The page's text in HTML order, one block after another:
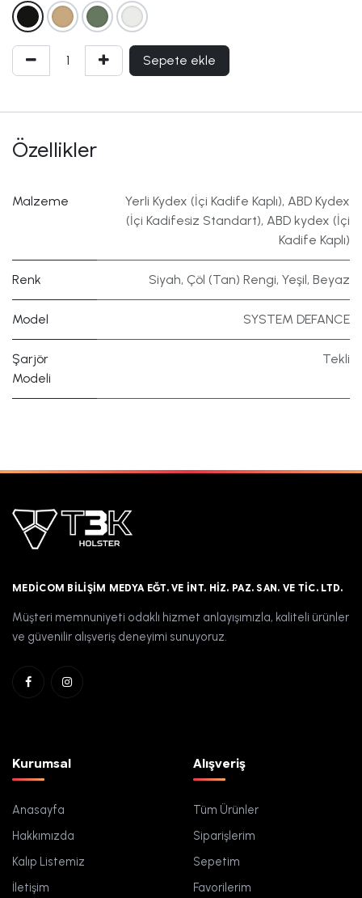
Sepete ekle
Özellikler
Malzeme Yerli Kydex (İçi Kadife Kaplı), ABD Kydex
(İçi Kadifesiz Standart), ABD kydex (İçi
Kadife Kaplı)
Renk Siyah, Çöl (Tan) Rengi, Yeşil, Beyaz
Model SYSTEM DEFANCE
Şarjör
Modeli
Tekli
MEDICOM BILIŞIM MEDYA EĞT. VE İNT. HIZ. PAZ. SAN. VE TIC. LTD.
Müşteri memnuniyeti odaklı hizmet anlayışımızla, kaliteli ürünler
ve güvenilir alışveriş deneyimi sunuyoruz.
Kurumsal
Anasayfa
Hakkımızda
Kalıp Listemiz
İletişim
Alışveriş
Tüm Ürünler
Siparişlerim
Sepetim
Favorilerim